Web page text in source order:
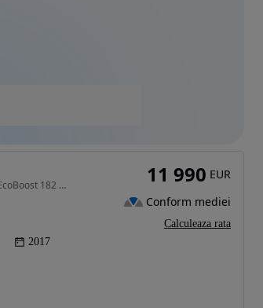
1498 cm3 • 182 CP • Ford Kuga Titanium 1.5 EcoBoost 182 Cp At 4x4
2017
11 990 EUR
Conform mediei
Calculeaza rata